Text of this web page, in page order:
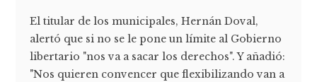
El titular de los municipales, Hernán Doval,
alertó que si no se le pone un límite al Gobierno
libertario "nos va a sacar los derechos". Y añadió:
"Nos quieren convencer que flexibilizando van a